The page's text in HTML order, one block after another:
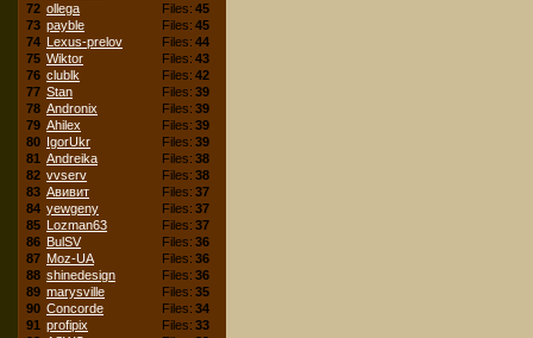
72 ollega Files: 45
73 payble Files: 45
74 Lexus-prelov Files: 44
75 Wiktor Files: 43
76 clublk Files: 42
77 Stan Files: 39
78 Andronix Files: 39
79 Ahilex Files: 39
80 IgorUkr Files: 39
81 Andreika Files: 38
82 vvserv Files: 38
83 Авивит Files: 37
84 yewgeny Files: 37
85 Lozman63 Files: 37
86 BulSV Files: 36
87 Moz-UA Files: 36
88 shinedesign Files: 36
89 marysville Files: 35
90 Concorde Files: 34
91 profipix Files: 33